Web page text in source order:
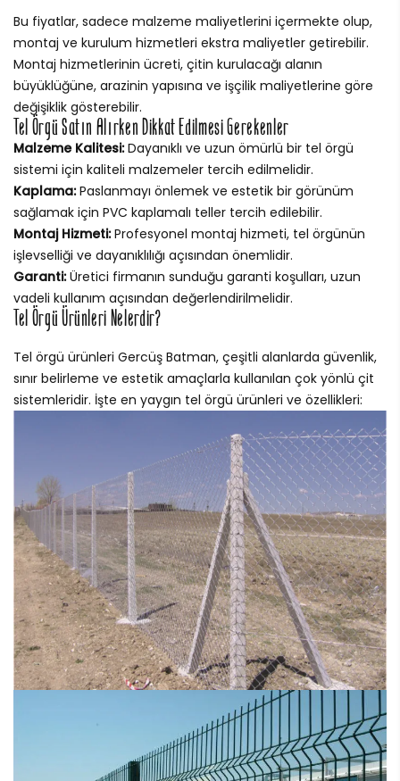
Bu fiyatlar, sadece malzeme maliyetlerini içermekte olup,
montaj ve kurulum hizmetleri ekstra maliyetler getirebilir.
Montaj hizmetlerinin ücreti, çitin kurulacağı alanın
büyüklüğüne, arazinin yapısına ve işçilik maliyetlerine göre
değişiklik gösterebilir.
Tel Örgü Satın Alırken Dikkat Edilmesi Gerekenler
Malzeme Kalitesi:Dayanıklı ve uzun ömürlü bir tel örgü
sistemi için kaliteli malzemeler tercih edilmelidir.
Kaplama:Paslanmayı önlemek ve estetik bir görünüm
sağlamak için PVC kaplamalı teller tercih edilebilir.
Montaj Hizmeti:Profesyonel montaj hizmeti, tel örgünün
işlevselliği ve dayanıklılığı açısından önemlidir.
Garanti:Üretici firmanın sunduğu garanti koşulları, uzun
vadeli kullanım açısından değerlendirilmelidir.
Tel Örgü Ürünleri Nelerdir?
Tel örgü ürünleri Gercüş Batman, çeşitli alanlarda güvenlik,
sınır belirleme ve estetik amaçlarla kullanılan çok yönlü çit
sistemleridir. İşte en yaygın tel örgü ürünleri ve özellikleri: